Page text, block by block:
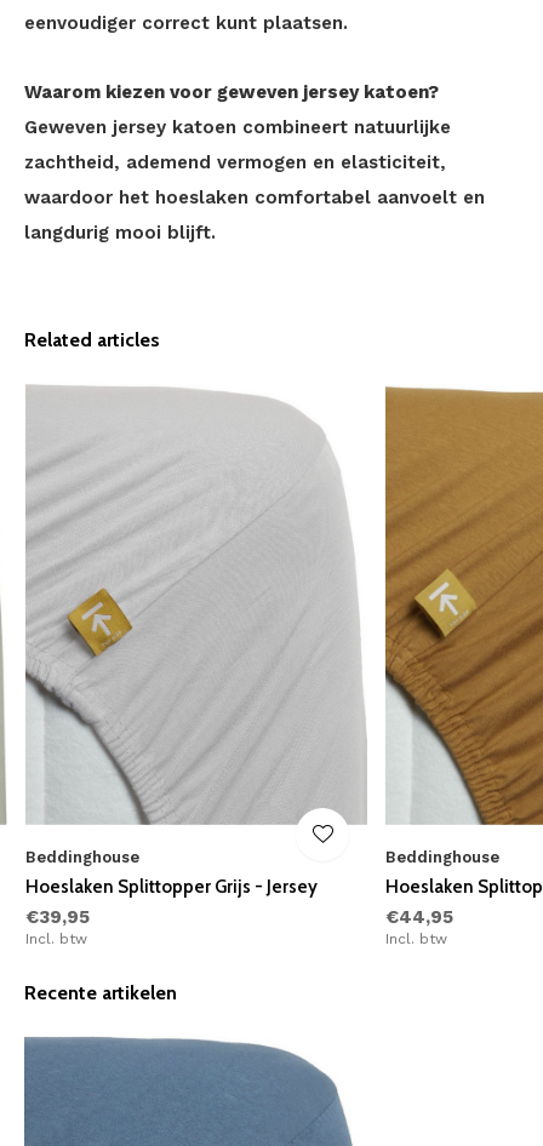
eenvoudiger correct kunt plaatsen.
Waarom kiezen voor geweven jersey katoen?
Geweven jersey katoen combineert natuurlijke
zachtheid, ademend vermogen en elasticiteit,
waardoor het hoeslaken comfortabel aanvoelt en
langdurig mooi blijft.
Related articles
Beddinghouse
Hoeslaken Splittopper Grijs - Jersey
€39,95
Incl. btw
Beddinghouse
Hoeslaken
€44,95
Incl. btw
Recente artikelen